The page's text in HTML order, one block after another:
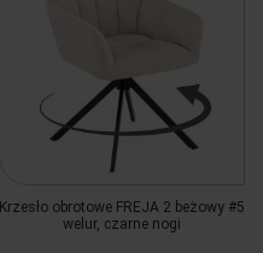
Krzesło obrotowe FREJA 2 beżowy #5
welur, czarne nogi